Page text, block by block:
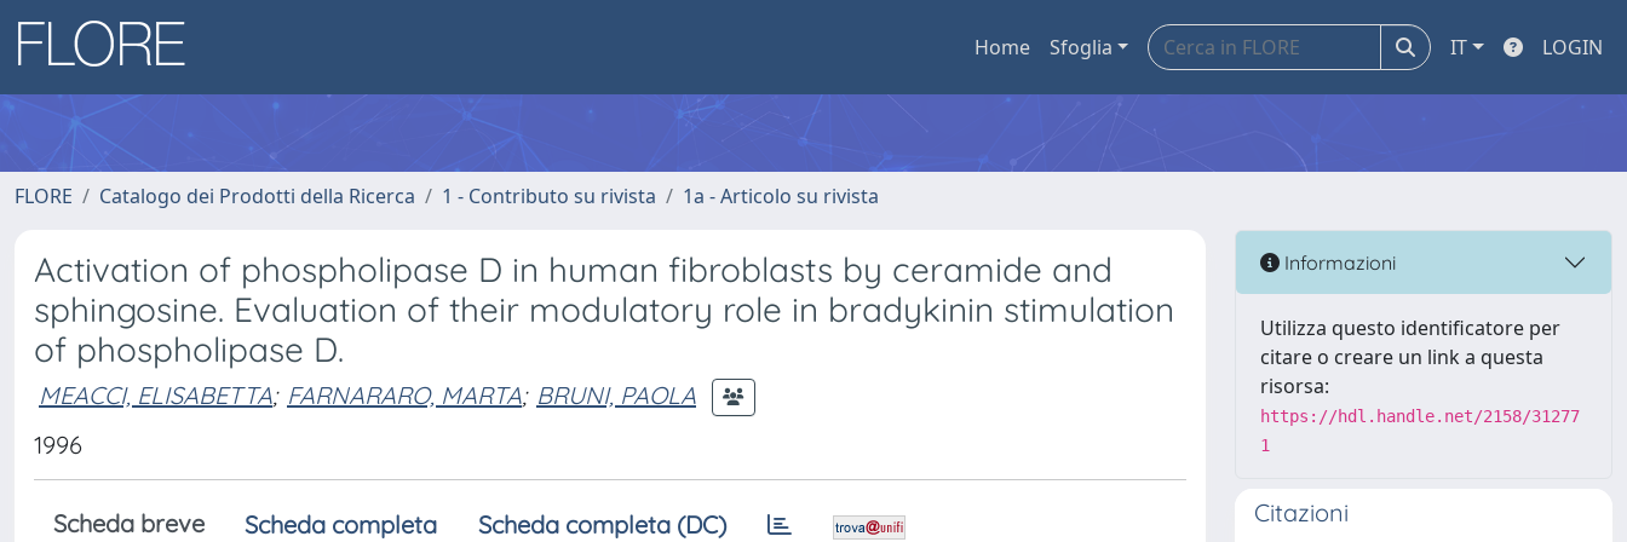
Home Sfoglia IT LOGIN
FLORE Catalogo dei Prodotti della Ricerca 1 - Contributo su rivista 1a - Articolo su rivista
Activation of phospholipase D in human fibroblasts by ceramide and
sphingosine. Evaluation of their modulatory role in bradykinin stimulation
of phospholipase D.
MEACCI, ELISABETTA; FARNARARO, MARTA; BRUNI, PAOLA
1996
Scheda breve Scheda completa Scheda completa (DC)
Informazioni
Utilizza questo identificatore per
citare o creare un link a questa
risorsa:
https://hdl.handle.net/2158/31277
1
Citazioni